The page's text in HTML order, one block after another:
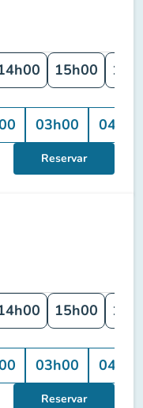
15h00
03h00 04h00
Reservar
15h00
03h00 04h00
Reservar